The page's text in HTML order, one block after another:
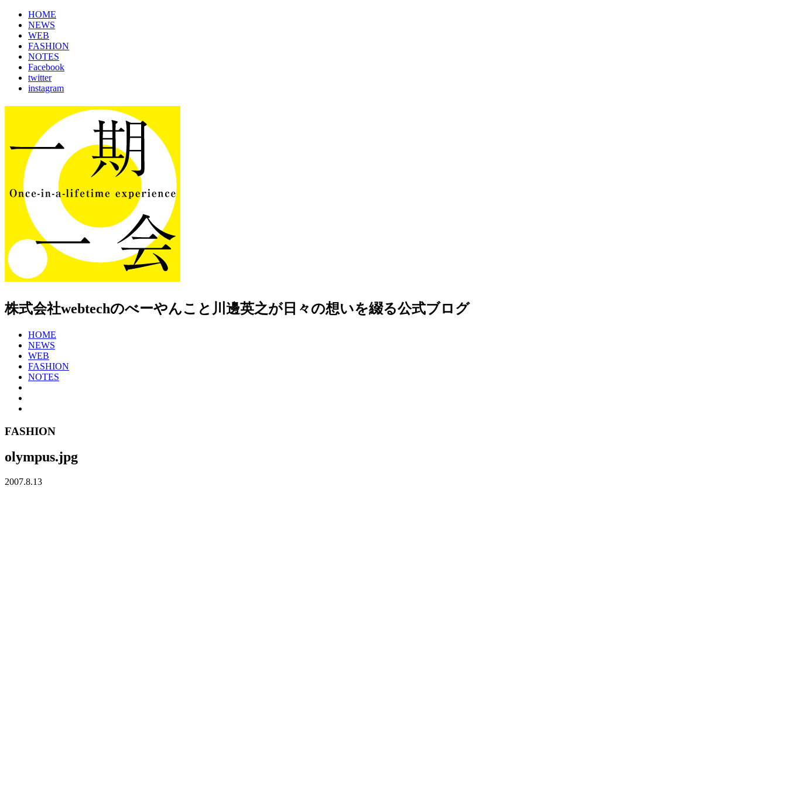
HOME
NEWS
WEB
FASHION
NOTES
Facebook
twitter
instagram
株式会社webtechのべーやんこと川邊英之が日々の想いを綴る公式ブログ
HOME
NEWS
WEB
FASHION
NOTES
FASHION
olympus.jpg
2007.8.13